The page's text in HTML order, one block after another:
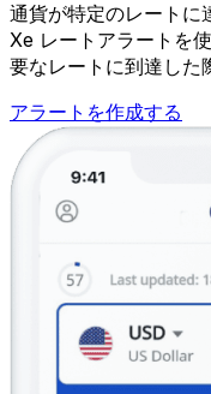
通貨が特定のレートに
Xe レートアラートを
要なレートに到達した
アラートを作成する